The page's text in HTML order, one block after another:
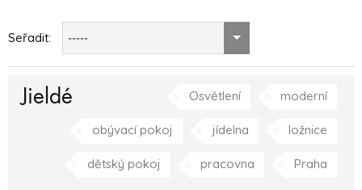
Seřadit: -----
Jieldé Osvětlení moderní
obývací pokoj jídelna ložnice
dětský pokoj pracovna Praha